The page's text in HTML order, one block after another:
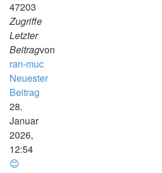
47203
Zugriffe
Letzter
Beitragvon
ran-muc
Neuester
Beitrag
28.
Januar
2026,
12:54
😊